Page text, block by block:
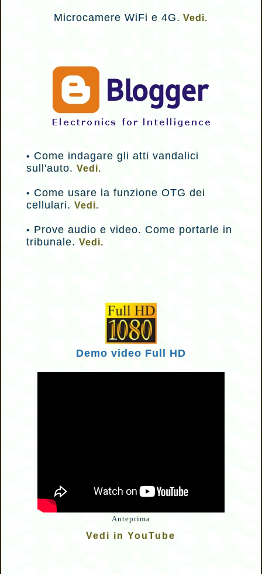
Microcamere WiFi e 4G. Vedi.
• Come indagare gli atti vandalici
sull'auto. Vedi.
• Come usare la funzione OTG dei
cellulari. Vedi.
• Prove audio e video. Come portarle in
tribunale. Vedi.
Demo video Full HD
Anteprima
Vedi in YouTube